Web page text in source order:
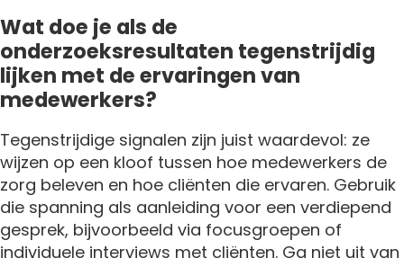
Wat doe je als de
onderzoeksresultaten tegenstrijdig
lijken met de ervaringen van
medewerkers?
Tegenstrijdige signalen zijn juist waardevol: ze
wijzen op een kloof tussen hoe medewerkers de
zorg beleven en hoe cliënten die ervaren. Gebruik
die spanning als aanleiding voor een verdiepend
gesprek, bijvoorbeeld via focusgroepen of
individuele interviews met cliënten. Ga niet uit van